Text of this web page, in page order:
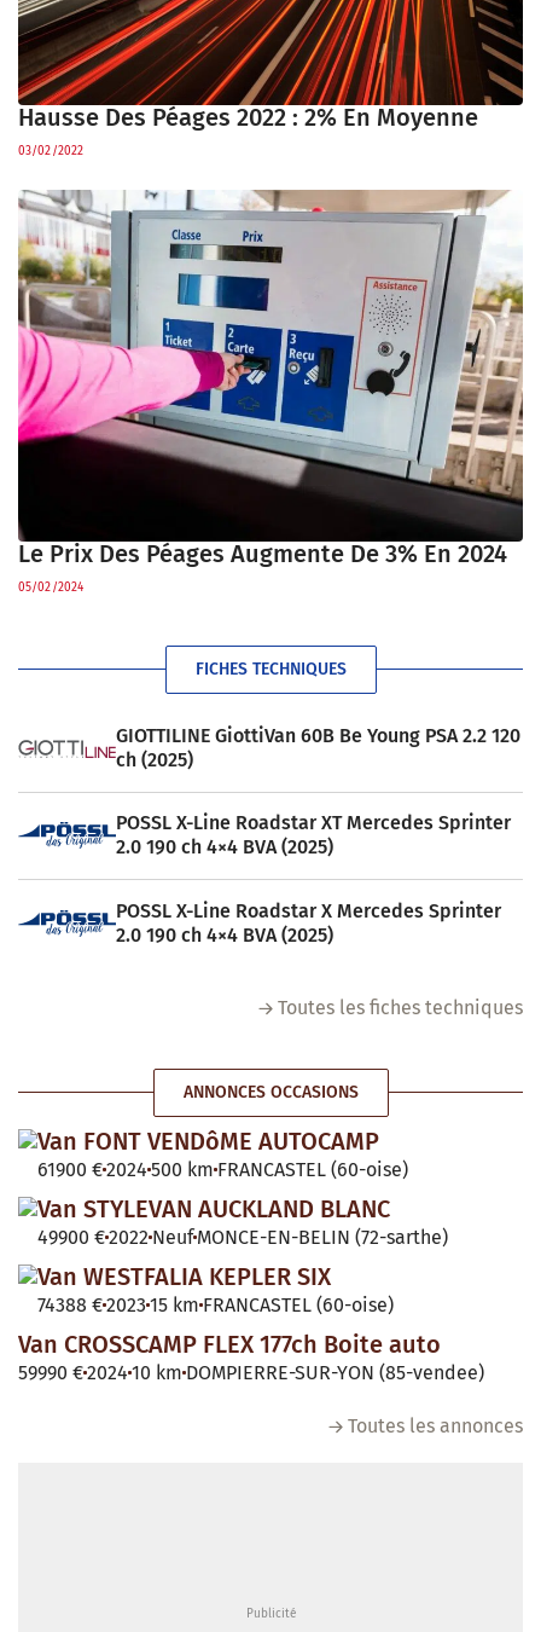
Hausse Des Péages 2022 : 2% En Moyenne
03/02/2022
Le Prix Des Péages Augmente De 3% En 2024
05/02/2024
FICHES TECHNIQUES
GIOTTILINE GiottiVan 60B Be Young PSA 2.2 120
ch (2025)
POSSL X-Line Roadstar XT Mercedes Sprinter
2.0 190 ch 4×4 BVA (2025)
POSSL X-Line Roadstar X Mercedes Sprinter
2.0 190 ch 4×4 BVA (2025)
Toutes les fiches techniques
ANNONCES OCCASIONS
Van FONT VENDôME AUTOCAMP
61900 €2024 500 km FRANCASTEL (60-oise)
Van STYLEVAN AUCKLAND BLANC
49900 €2022 Neuf MONCE-EN-BELIN (72-sarthe)
Van WESTFALIA KEPLER SIX
74388 €2023 15 km FRANCASTEL (60-oise)
Van CROSSCAMP FLEX 177ch Boite auto
59990 €2024 10 km DOMPIERRE-SUR-YON (85-vendee)
Toutes les annonces